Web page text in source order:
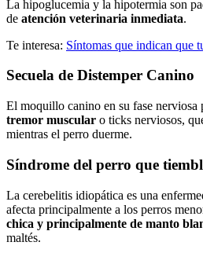
La hipoglucemia y la hipotermia son
de atención veterinaria inmediata.
Te interesa: Síntomas que indican que
Secuela de Distemper Canino
El moquillo canino en su fase nerviosa
tremor muscular o ticks nerviosos,
mientras el perro duerme.
Síndrome del perro que
La cerebelitis idiopática es una
afecta principalmente a los perros
chica y principalmente de manto
maltés.